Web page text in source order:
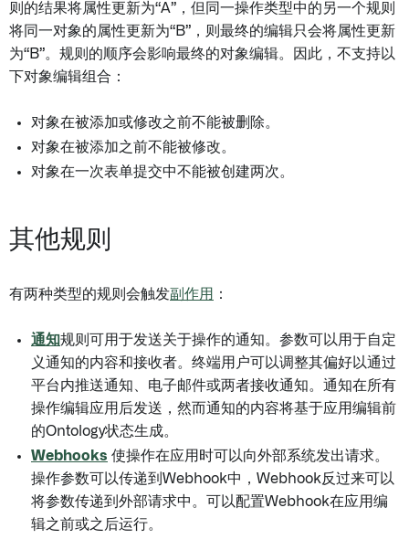
则的结果将属性更新为“A”，但同一操作类型中的另一个规则
将同一对象的属性更新为“B”，则最终的编辑只会将属性更新
为“B”。规则的顺序会影响最终的对象编辑。因此，不支持以
下对象编辑组合：
对象在被添加或修改之前不能被删除。
对象在被添加之前不能被修改。
对象在一次表单提交中不能被创建两次。
其他规则
有两种类型的规则会触发副作用 ：
通知规则可用于发送关于操作的通知。参数可以用于自定
义通知的内容和接收者。终端用户可以调整其偏好以通过
平台内推送通知、电子邮件或两者接收通知。通知在所有
操作编辑应用后发送，然而通知的内容将基于应用编辑前
的Ontology状态生成。
Webhooks 使操作在应用时可以向外部系统发出请求。
操作参数可以传递到Webhook中，Webhook反过来可以
将参数传递到外部请求中。可以配置Webhook在应用编
辑之前或之后运行。